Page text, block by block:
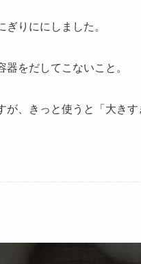
りににしました。
をだしてこないこと。
、きっと使うと「大き